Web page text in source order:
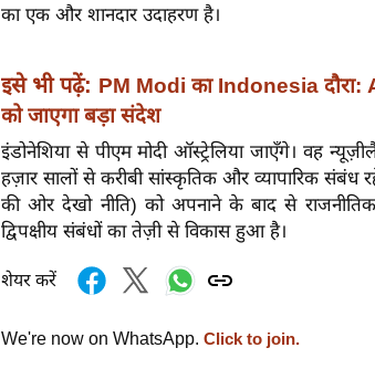
का एक और शानदार उदाहरण है।
इसे भी पढ़ें: PM Modi का Indonesia दौरा:
को जाएगा बड़ा संदेश
इंडोनेशिया से पीएम मोदी ऑस्ट्रेलिया जाएँगे। वह
हज़ार सालों से करीबी सांस्कृतिक और व्यापारिक संबंध
की ओर देखो नीति) को अपनाने के बाद से राजनीतिक,
द्विपक्षीय संबंधों का तेज़ी से विकास हुआ है।
शेयर करें
We're now on WhatsApp. Click to join.